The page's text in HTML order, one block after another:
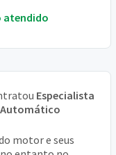
atendido
Especialista
motor e seus